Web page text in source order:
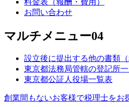
お問い合わせ
マルチメニュー04
設立後に提出する他の書類
東京都法務局管轄の登記所
東京都公証人役場一覧表
創業間もないお客様で税理士をお